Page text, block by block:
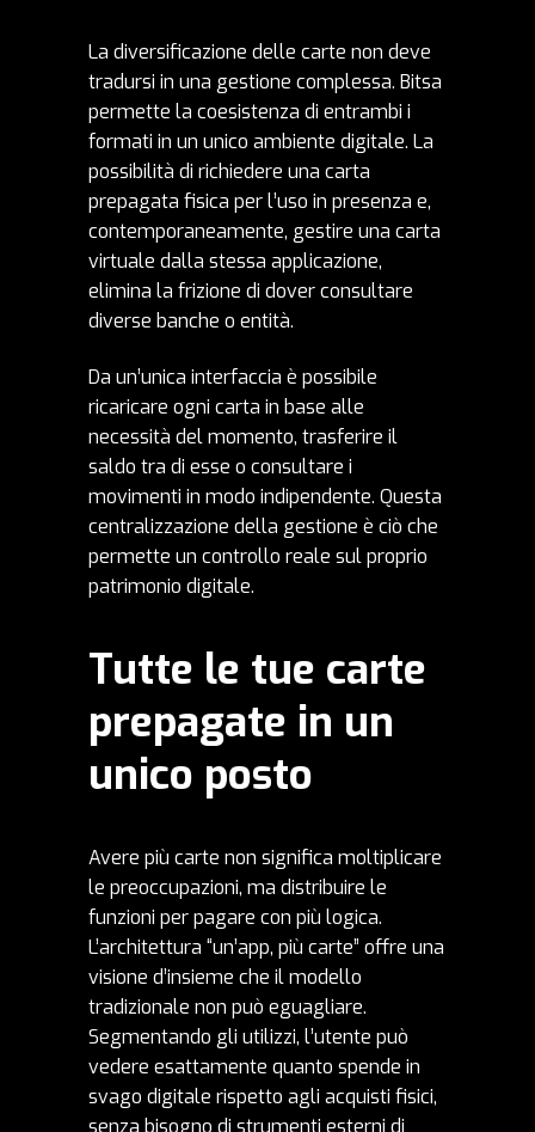
La diversificazione delle carte non deve
tradursi in una gestione complessa. Bitsa
permette la coesistenza di entrambi i
formati in un unico ambiente digitale. La
possibilità di richiedere una carta
prepagata fisica per l’uso in presenza e,
contemporaneamente, gestire una carta
virtuale dalla stessa applicazione,
elimina la frizione di dover consultare
diverse banche o entità.
Da un’unica interfaccia è possibile
ricaricare ogni carta in base alle
necessità del momento, trasferire il
saldo tra di esse o consultare i
movimenti in modo indipendente. Questa
centralizzazione della gestione è ciò che
permette un controllo reale sul proprio
patrimonio digitale.
Tutte le tue carte
prepagate in un
unico posto
Avere più carte non significa moltiplicare
le preoccupazioni, ma distribuire le
funzioni per pagare con più logica.
L’architettura “un’app, più carte” offre una
visione d’insieme che il modello
tradizionale non può eguagliare.
Segmentando gli utilizzi, l’utente può
vedere esattamente quanto spende in
svago digitale rispetto agli acquisti fisici,
senza bisogno di strumenti esterni di